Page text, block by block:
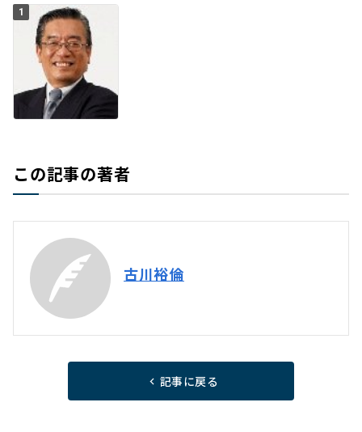
1
この記事の著者
古川裕倫
記事に戻る